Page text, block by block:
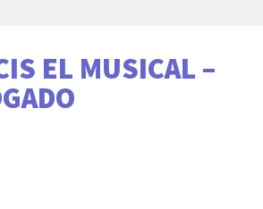
EL MUSICAL –